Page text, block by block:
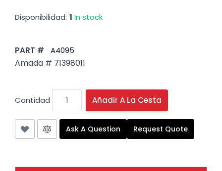
Disponibilidad: 1 In stock
PART # A4095
Amada # 71398011
Cantidad Añadir A La Cesta
Ask A Question Request Quote